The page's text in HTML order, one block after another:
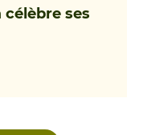
célèbre ses